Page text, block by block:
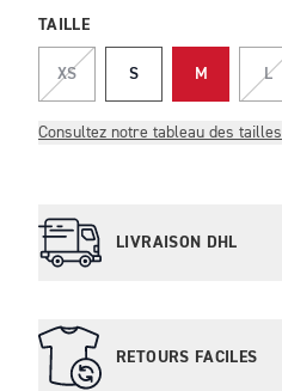
TAILLE
XS S M L
Consultez notre tableau des tailles
LIVRAISON DHL
RETOURS FACILES